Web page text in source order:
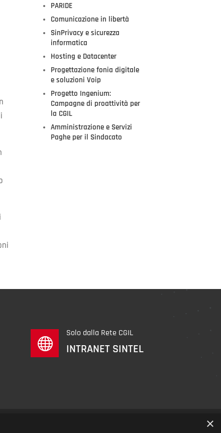
PARIDE
Comunicazione in libertà
SinPrivacy e sicurezza
informatica
Hosting e Datacenter
Progettazione fonia digitale
e soluzioni Voip
Progetto Ingenium:
Campagne di proattività per
la CGIL
Amministrazione e Servizi
Paghe per il Sindacato

Solo dalla Rete CGIL
INTRANET SINTEL
| R.E.A. MI n. 1475041 ×